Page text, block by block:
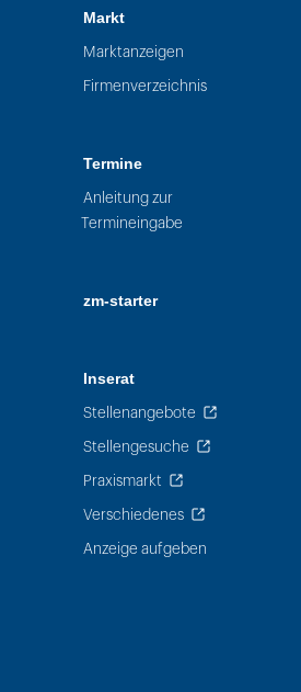
Markt
Marktanzeigen
Firmenverzeichnis
Termine
Anleitung zur
Termineingabe
zm-starter
Inserat
Stellenangebote
Stellengesuche
Praxismarkt
Verschiedenes
Anzeige aufgeben